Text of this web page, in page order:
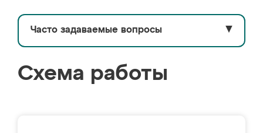
Часто задаваемые вопросы ▼
Схема работы